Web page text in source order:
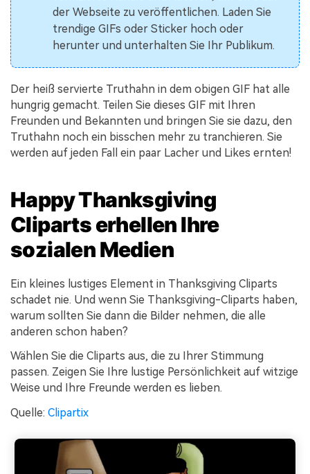
der Webseite zu veröffentlichen. Laden Sie
trendige GIFs oder Sticker hoch oder
herunter und unterhalten Sie Ihr Publikum.
Der heiß servierte Truthahn in dem obigen GIF hat alle
hungrig gemacht. Teilen Sie dieses GIF mit Ihren
Freunden und Bekannten und bringen Sie sie dazu, den
Truthahn noch ein bisschen mehr zu tranchieren. Sie
werden auf jeden Fall ein paar Lacher und Likes ernten!
Happy Thanksgiving
Cliparts erhellen Ihre
sozialen Medien
Ein kleines lustiges Element in Thanksgiving Cliparts
schadet nie. Und wenn Sie Thanksgiving-Cliparts haben,
warum sollten Sie dann die Bilder nehmen, die alle
anderen schon haben?
Wählen Sie die Cliparts aus, die zu Ihrer Stimmung
passen. Zeigen Sie Ihre lustige Persönlichkeit auf witzige
Weise und Ihre Freunde werden es lieben.
Quelle: Clipartix